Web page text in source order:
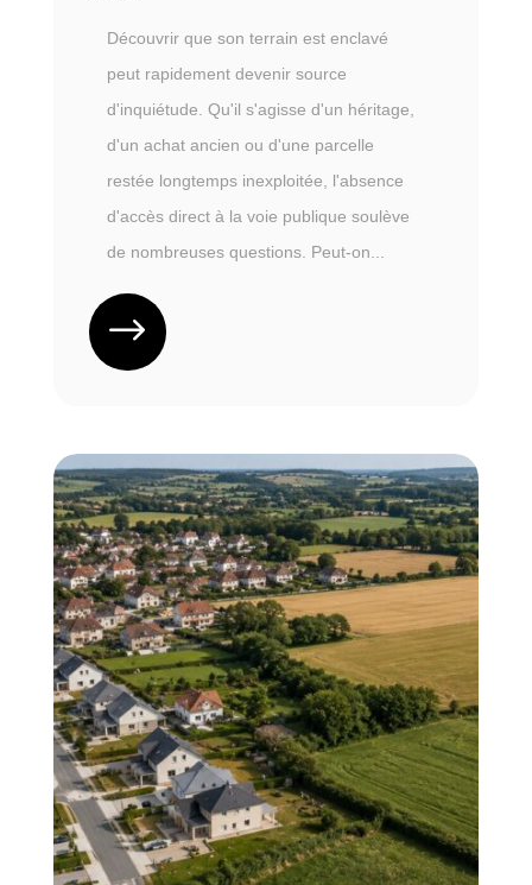
Découvrir que son terrain est enclavé
peut rapidement devenir source
d'inquiétude. Qu'il s'agisse d'un héritage,
d'un achat ancien ou d'une parcelle
restée longtemps inexploitée, l'absence
d'accès direct à la voie publique soulève
de nombreuses questions. Peut-on...